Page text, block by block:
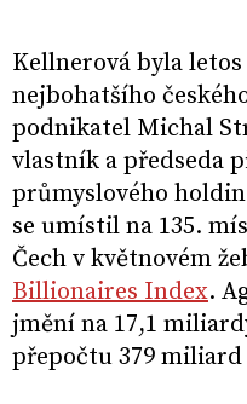
Kellnerová byla letos
nejbohatšího
podnikatel Michal
vlastník a předseda
průmyslového
se umístil na 135.
Čech v květnovém
Billionaires Index.
jmění na 17,1
přepočtu 379